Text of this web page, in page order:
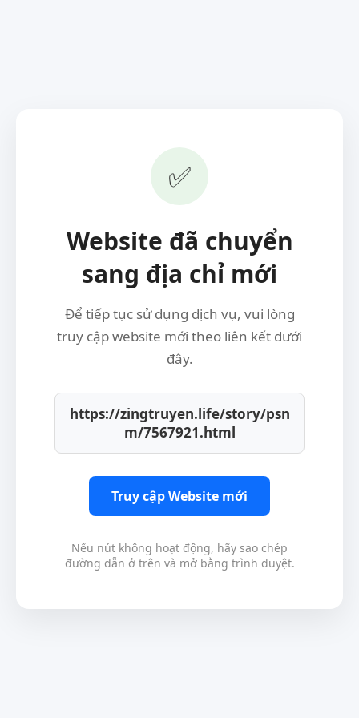
✅
Website đã chuyển
sang địa chỉ mới
Để tiếp tục sử dụng dịch vụ, vui lòng
truy cập website mới theo liên kết dưới
đây.
https://zingtruyen.life/story/psn
m/7567921.html
Truy cập Website mới
Nếu nút không hoạt động, hãy sao chép
đường dẫn ở trên và mở bằng trình duyệt.